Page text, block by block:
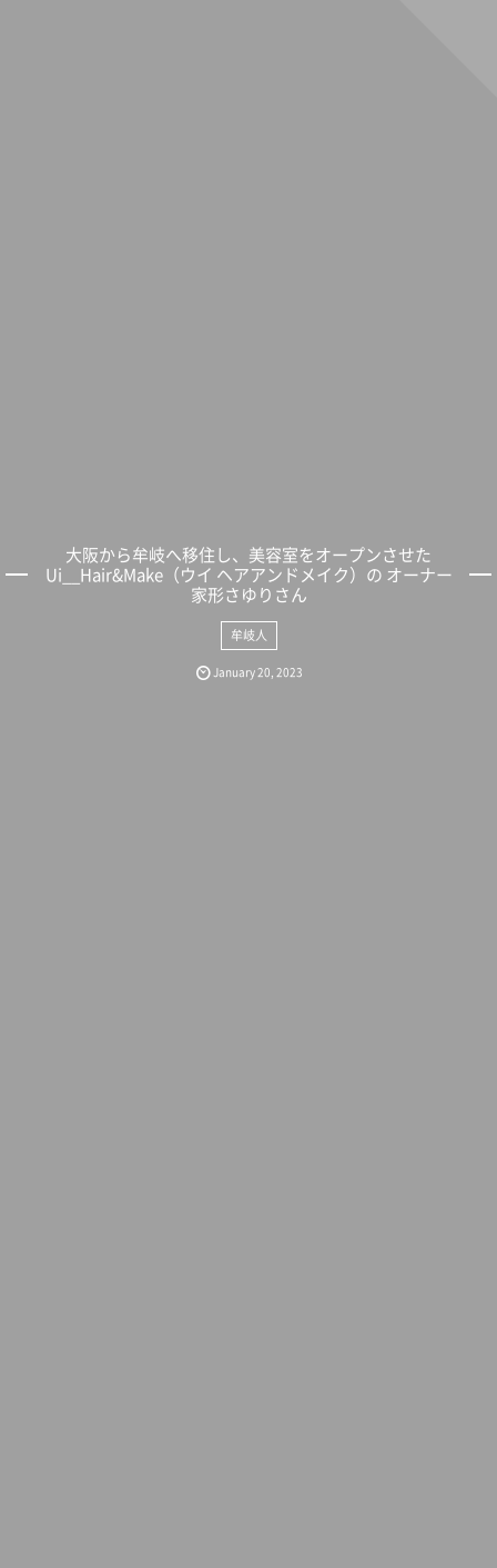
大阪から牟岐へ移住し、美容室をオープンさせた
Ui__Hair&Make（ウイ ヘアアンドメイク）の オーナー
家形さゆりさん
牟岐人
January20 2023